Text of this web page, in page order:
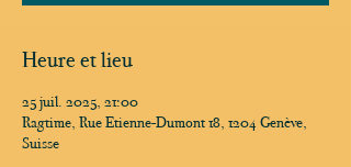
Heure et lieu
25 juil. 2025, 21:00
Ragtime, Rue Etienne-Dumont 18, 1204 Genève,
Suisse